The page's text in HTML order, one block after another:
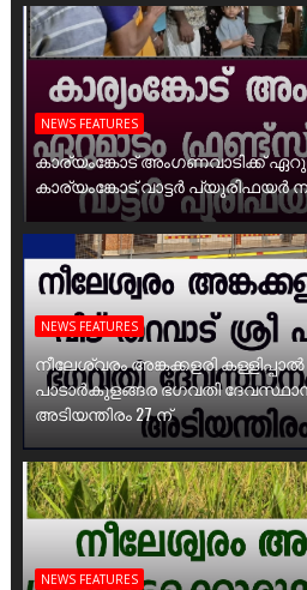
NEWS FEATURES
കാര്യംങ്കോട് അംഗണവാടിക്ക്
കാര്യംങ്കോട് വാട്ടർ പ്യൂരിഫയർ
NEWS FEATURES
നീലേശ്വരം അങ്കക്കളരി
പാടാർകുളങ്ങര ഭഗവതി
അടിയന്തിരം 27 ന്
NEWS FEATURES